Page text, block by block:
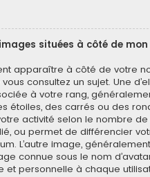
situées à côté de
apparaître à côté de votre
consultez un sujet. Une
à votre rang,
étoiles, des carrés ou des
activité selon le nombre
ou permet de différencier
L’autre image,
connue sous le nom
et personnelle à chaque